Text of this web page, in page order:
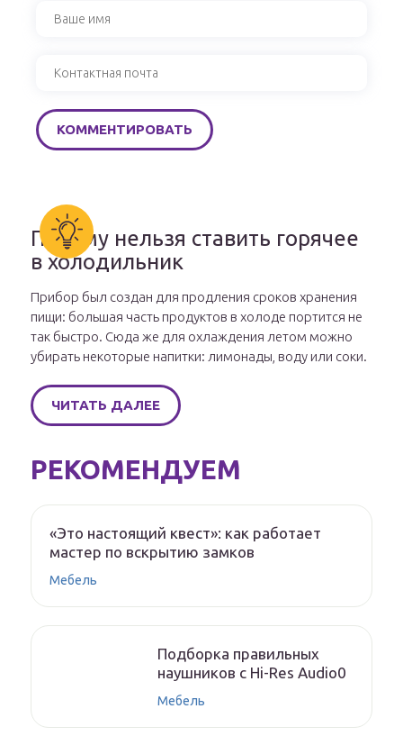
Почему нельзя ставить горячее
в холодильник
Прибор был создан для продления сроков хранения
пищи: большая часть продуктов в холоде портится не
так быстро. Сюда же для охлаждения летом можно
убирать некоторые напитки: лимонады, воду или соки.
ЧИТАТЬ ДАЛЕЕ
РЕКОМЕНДУЕМ
«Это настоящий квест»: как работает
мастер по вскрытию замков
Мебель
Подборка правильных
наушников с Hi-Res Audio0
Мебель